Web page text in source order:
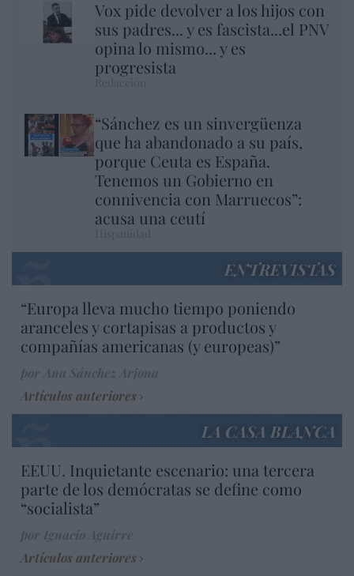
Vox pide devolver a los hijos con
sus padres... y es fascista...el PNV
opina lo mismo... y es
progresista
“Sánchez es un sinvergüenza
que ha abandonado a su país,
porque Ceuta es España.
Tenemos un Gobierno en
connivencia con Marruecos”:
acusa una ceutí
ENTREVISTAS
“Europa lleva mucho tiempo poniendo
aranceles y cortapisas a productos y
compañías americanas (y europeas)”
Artículos anteriores
LA CASA BLANCA
EEUU. Inquietante escenario: una tercera
parte de los demócratas se define como
“socialista”
Artículos anteriores